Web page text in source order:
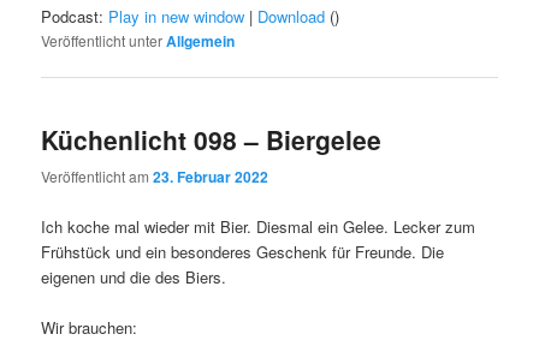
Podcast: Play in new window | Download ()
Veröffentlicht unterAllgemein
Küchenlicht 098 – Biergelee
Veröffentlicht am23. Februar 2022
Ich koche mal wieder mit Bier. Diesmal ein Gelee. Lecker zum
Frühstück und ein besonderes Geschenk für Freunde. Die
eigenen und die des Biers.
Wir brauchen: